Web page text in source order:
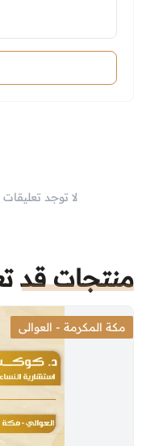
لا توجد
منتجات قد
مكة المكرمة - العوالى